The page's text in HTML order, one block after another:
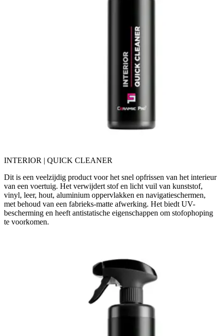
INTERIOR | QUICK CLEANER
Dit is een veelzijdig product voor het snel opfrissen van het interieur
van een voertuig. Het verwijdert stof en licht vuil van kunststof,
vinyl, leer, hout, aluminium oppervlakken en navigatieschermen,
met behoud van een fabrieks-matte afwerking. Het biedt UV-
bescherming en heeft antistatische eigenschappen om stofophoping
te voorkomen.